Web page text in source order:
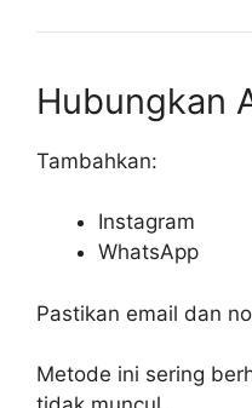
Hubungkan
Tambahkan:
Instagram
WhatsApp
Pastikan email dan
Metode ini sering